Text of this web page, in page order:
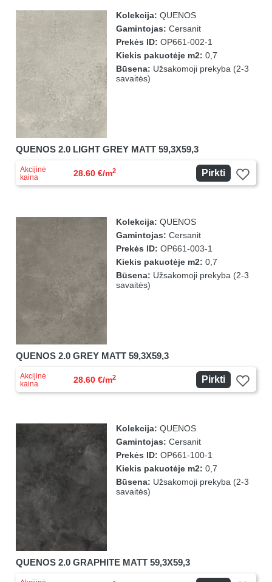
Kolekcija: QUENOS
Gamintojas: Cersanit
Prekės ID: OP661-002-1
Kiekis pakuotėje m2: 0,7
Būsena: Užsakomoji prekyba (2-3
savaitės)
QUENOS 2.0 LIGHT GREY MATT 59,3X59,3
Akcijinė
kaina
28.60 €/m2 Pirkti
Kolekcija: QUENOS
Gamintojas: Cersanit
Prekės ID: OP661-003-1
Kiekis pakuotėje m2: 0,7
Būsena: Užsakomoji prekyba (2-3
savaitės)
QUENOS 2.0 GREY MATT 59,3X59,3
Akcijinė
kaina
28.60 €/m2 Pirkti
Kolekcija: QUENOS
Gamintojas: Cersanit
Prekės ID: OP661-100-1
Kiekis pakuotėje m2: 0,7
Būsena: Užsakomoji prekyba (2-3
savaitės)
QUENOS 2.0 GRAPHITE MATT 59,3X59,3